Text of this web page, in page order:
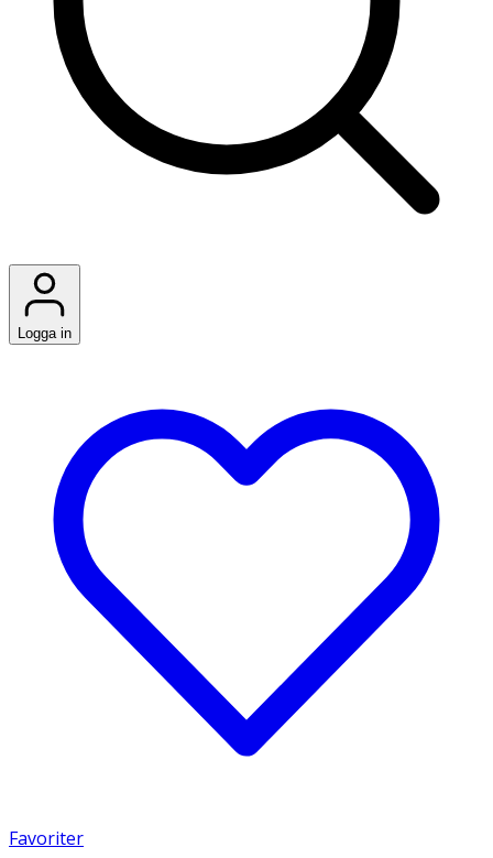
Logga in
Favoriter